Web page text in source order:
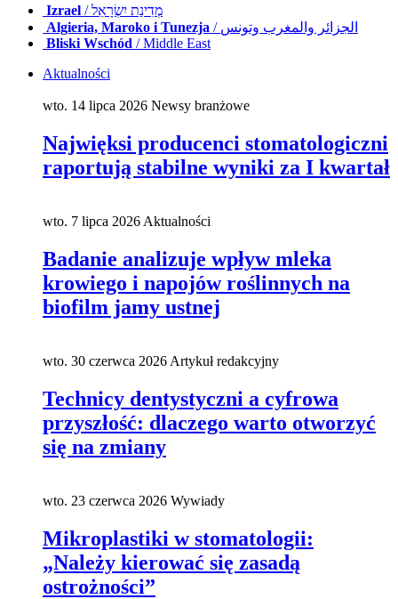
Izrael
/ מְדִינַת יִשְׂרָאֵל
Algieria, Maroko i Tunezja
/ الجزائر والمغرب وتونس
Bliski Wschód / Middle East
Aktualności
wto. 14 lipca 2026 Newsy branżowe
Najwięksi producenci stomatologiczni
raportują stabilne wyniki za I kwartał
wto. 7 lipca 2026 Aktualności
Badanie analizuje wpływ mleka
krowiego i napojów roślinnych na
biofilm jamy ustnej
wto. 30 czerwca 2026 Artykuł redakcyjny
Technicy dentystyczni a cyfrowa
przyszłość: dlaczego warto otworzyć
się na zmiany
wto. 23 czerwca 2026 Wywiady
Mikroplastiki w stomatologii:
„Należy kierować się zasadą
ostrożności”